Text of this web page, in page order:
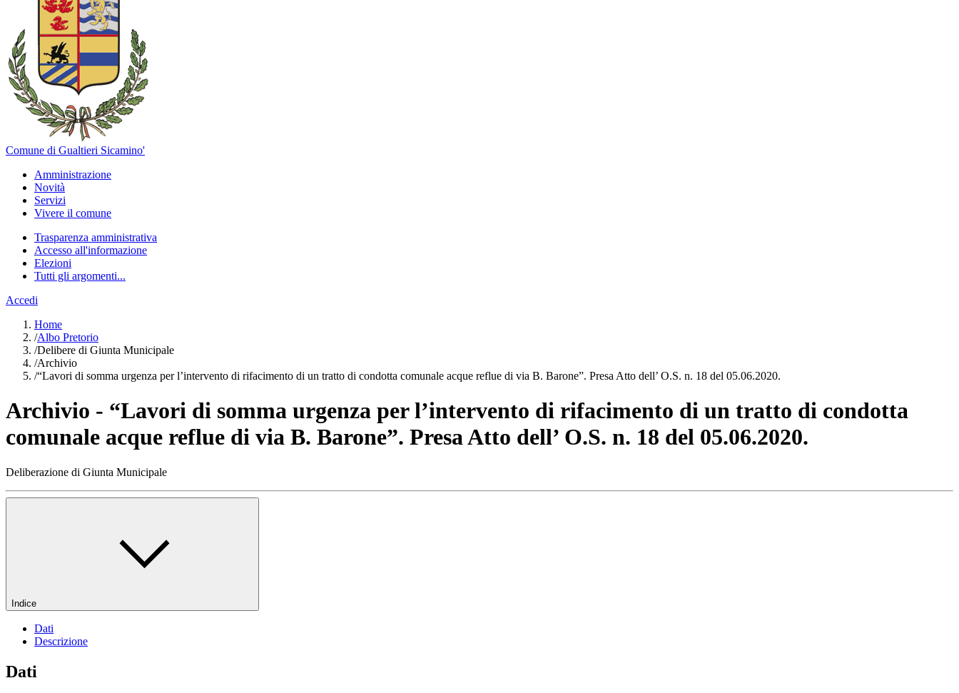
Comune di Gualtieri Sicamino'
Amministrazione
Novità
Servizi
Vivere il comune
Trasparenza amministrativa
Accesso all'informazione
Elezioni
Tutti gli argomenti...
Accedi
Home
/Albo Pretorio
/Delibere di Giunta Municipale
/Archivio
/“Lavori di somma urgenza per l’intervento di rifacimento di un tratto di condotta comunale acque reflue di via B. Barone”. Presa Atto dell’ O.S. n. 18 del 05.06.2020.
Archivio - “Lavori di somma urgenza per l’intervento di rifacimento di un tratto di condotta
comunale acque reflue di via B. Barone”. Presa Atto dell’ O.S. n. 18 del 05.06.2020.
Deliberazione di Giunta Municipale
Indice
Dati
Descrizione
Dati